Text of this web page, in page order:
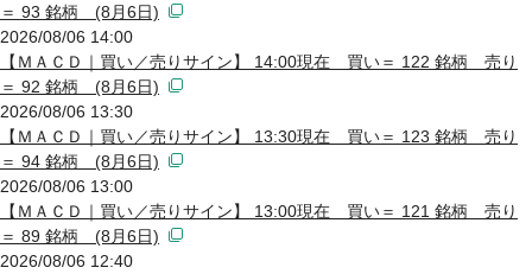
＝ 93 銘柄 (8月6日)
2026/08/06 14:00
【ＭＡＣＤ｜買い／売りサイン】 14:00現在 買い＝ 122 銘柄 売り
＝ 92 銘柄 (8月6日)
2026/08/06 13:30
【ＭＡＣＤ｜買い／売りサイン】 13:30現在 買い＝ 123 銘柄 売り
＝ 94 銘柄 (8月6日)
2026/08/06 13:00
【ＭＡＣＤ｜買い／売りサイン】 13:00現在 買い＝ 121 銘柄 売り
＝ 89 銘柄 (8月6日)
2026/08/06 12:40